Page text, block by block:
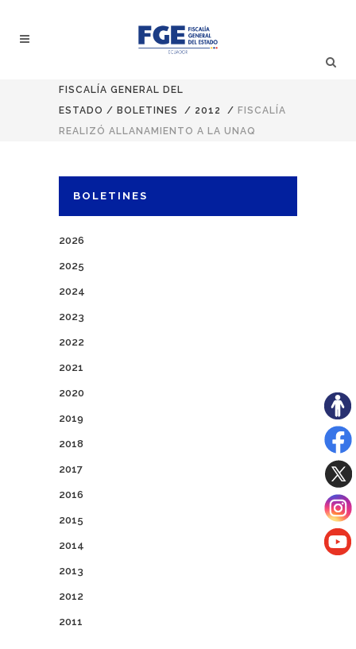
FISCALÍA GENERAL DEL
ESTADO / BOLETINES / 2012 / FISCALÍA
REALIZÓ ALLANAMIENTO A LA UNAQ
BOLETINES
2026
2025
2024
2023
2022
2021
2020
2019
2018
2017
2016
2015
2014
2013
2012
2011